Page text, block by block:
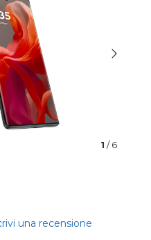
1 / 6
una recensione